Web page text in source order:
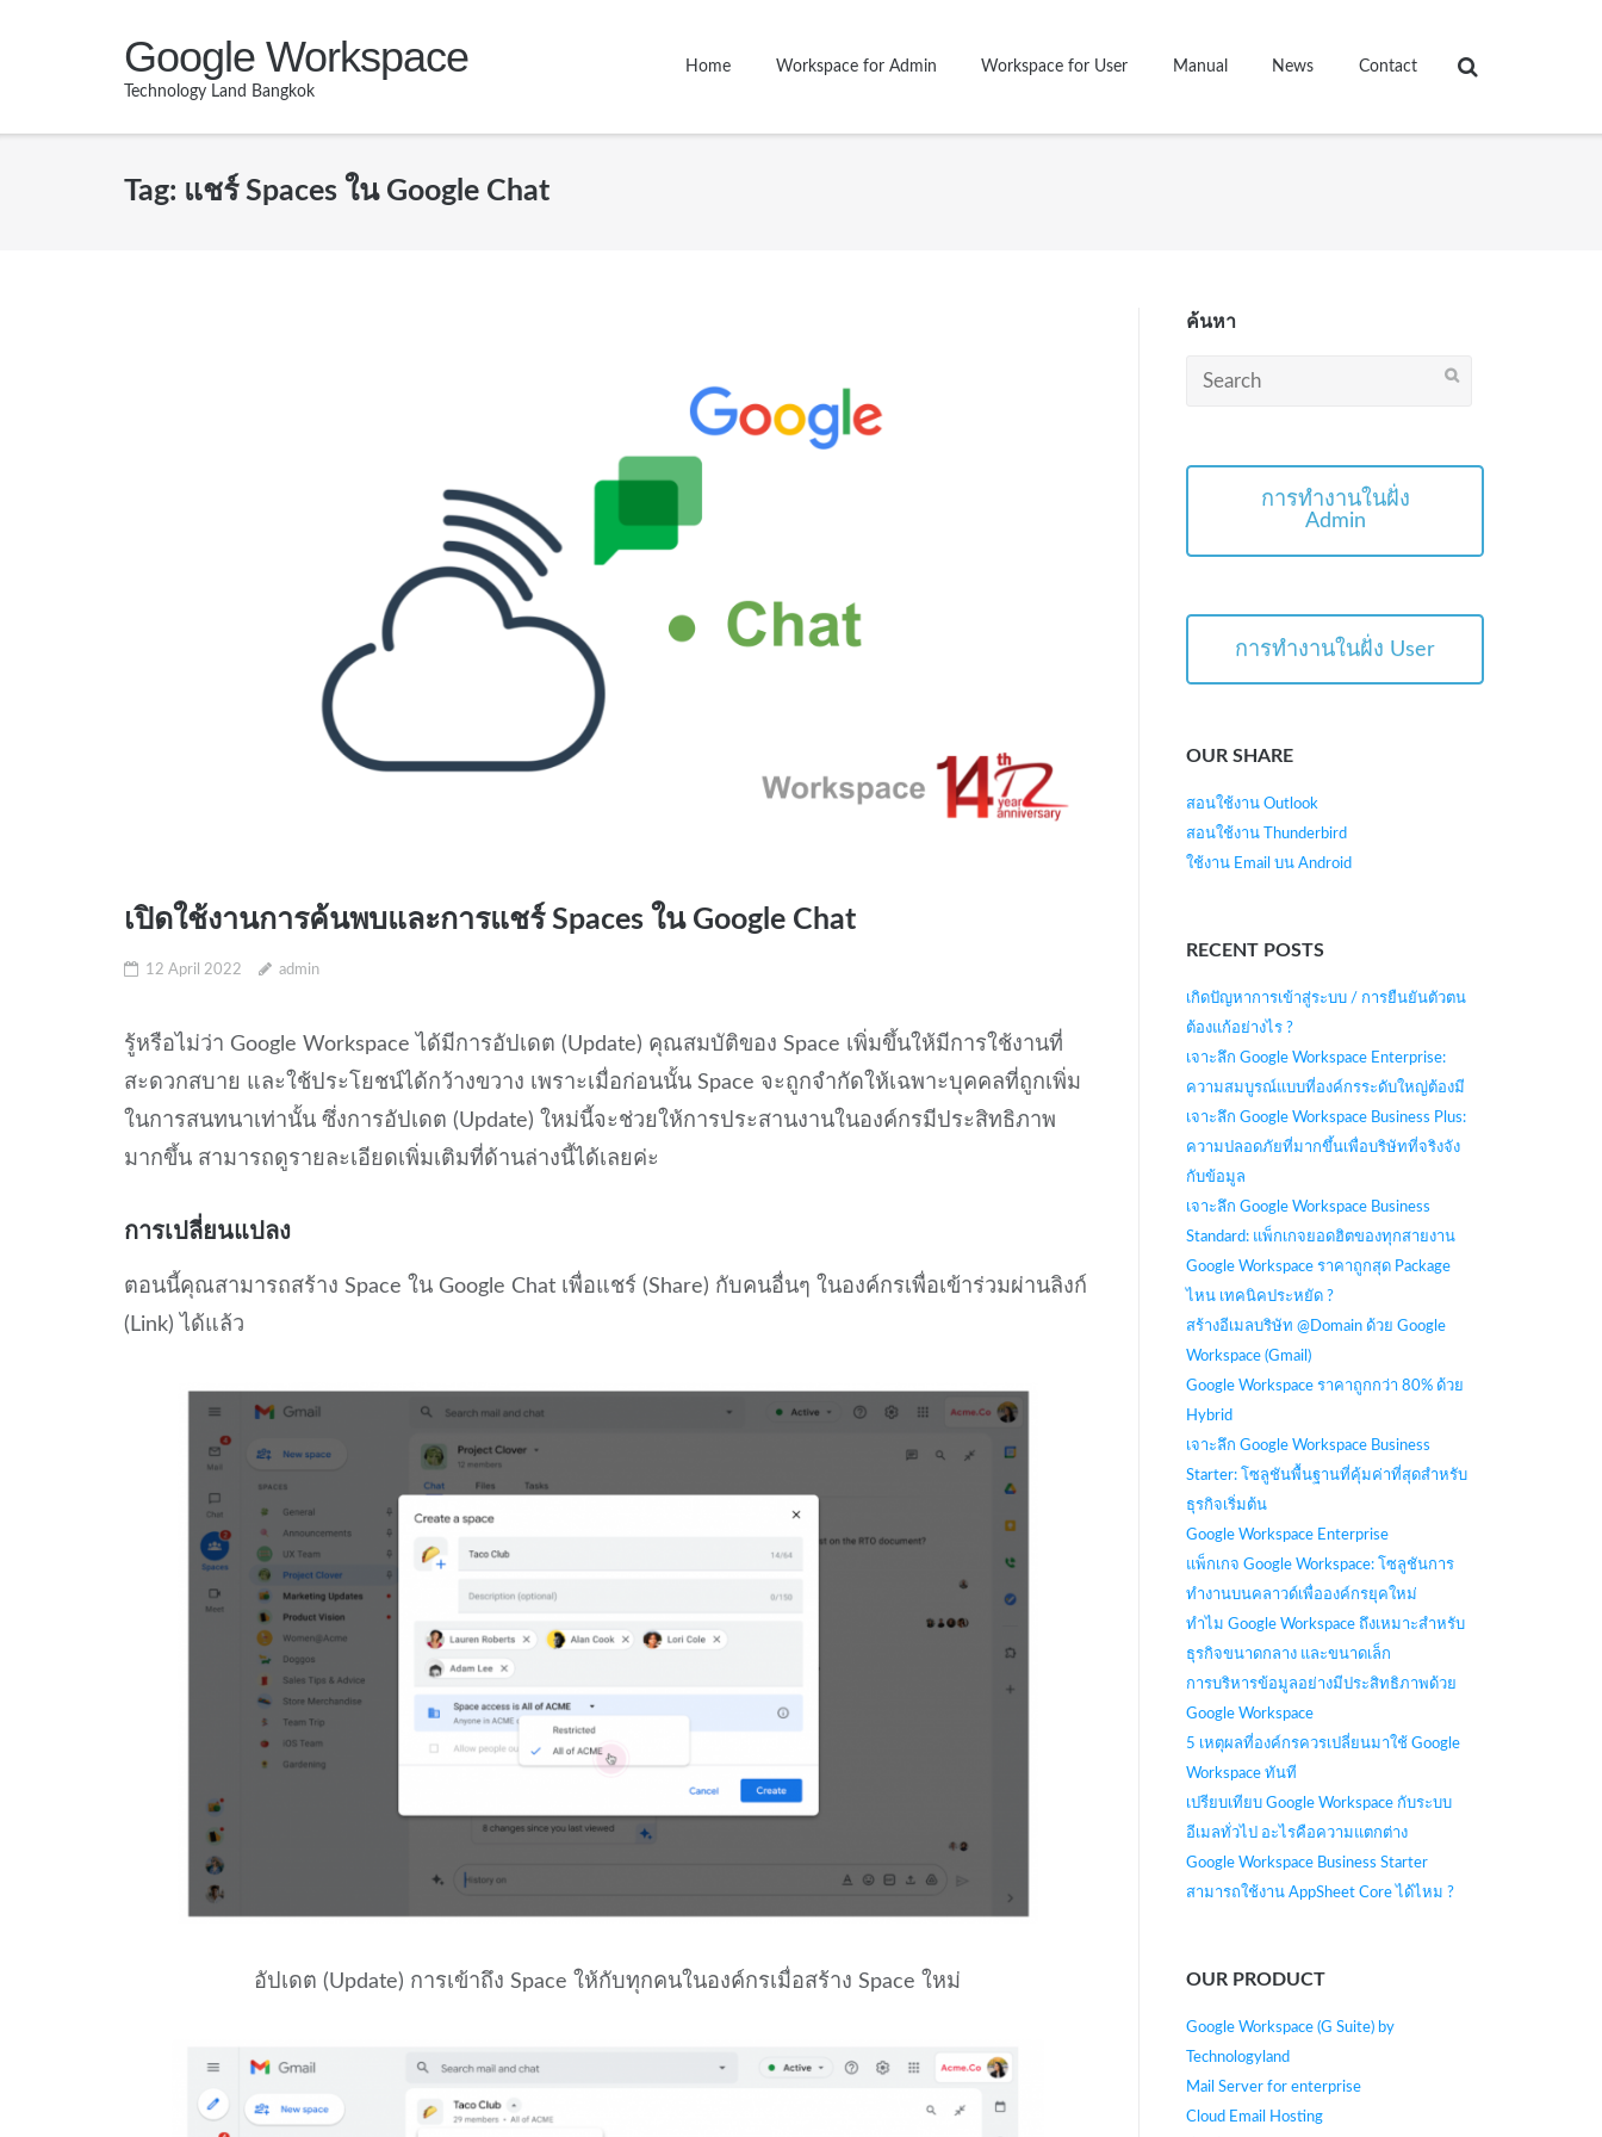
Google Workspace
Technology Land Bangkok
Home Workspace for Admin Workspace for User Manual News Contact
Tag: แชร์ Spaces ใน Google Chat
เปิดใช้งานการค้นพบและการแชร์ Spaces ใน Google Chat
12 April 2022 admin
รู้หรือไม่ว่า Google Workspace ได้มีการอัปเดต (Update) คุณสมบัติของ Space เพิ่มขึ้นให้มีการใช้งานที่
สะดวกสบาย และใช้ประโยชน์ได้กว้างขวาง เพราะเมื่อก่อนนั้น Space จะถูกจำกัดให้เฉพาะบุคคลที่ถูกเพิ่ม
ในการสนทนาเท่านั้น ซึ่งการอัปเดต (Update) ใหม่นี้จะช่วยให้การประสานงานในองค์กรมีประสิทธิภาพ
มากขึ้น สามารถดูรายละเอียดเพิ่มเติมที่ด้านล่างนี้ได้เลยค่ะ
การเปลี่ยนแปลง
ตอนนี้คุณสามารถสร้าง Space ใน Google Chat เพื่อแชร์ (Share) กับคนอื่นๆ ในองค์กรเพื่อเข้าร่วมผ่านลิงก์
(Link) ได้แล้ว
อัปเดต (Update) การเข้าถึง Space ให้กับทุกคนในองค์กรเมื่อสร้าง Space ใหม่
ค้นหา
Search
การทำงานในฝั่ง
Admin
การทำงานในฝั่ง User
OUR SHARE
สอนใช้งาน Outlook
สอนใช้งาน Thunderbird
ใช้งาน Email บน Android
RECENT POSTS
เกิดปัญหาการเข้าสู่ระบบ / การยืนยันตัวตน
ต้องแก้อย่างไร ?
เจาะลึก Google Workspace Enterprise:
ความสมบูรณ์แบบที่องค์กรระดับใหญ่ต้องมี
เจาะลึก Google Workspace Business Plus:
ความปลอดภัยที่มากขึ้นเพื่อบริษัทที่จริงจัง
กับข้อมูล
เจาะลึก Google Workspace Business
Standard: แพ็กเกจยอดฮิตของทุกสายงาน
Google Workspace ราคาถูกสุด Package
ไหน เทคนิคประหยัด ?
สร้างอีเมลบริษัท @Domain ด้วย Google
Workspace (Gmail)
Google Workspace ราคาถูกกว่า 80% ด้วย
Hybrid
เจาะลึก Google Workspace Business
Starter: โซลูชันพื้นฐานที่คุ้มค่าที่สุดสำหรับ
ธุรกิจเริ่มต้น
Google Workspace Enterprise
แพ็กเกจ Google Workspace: โซลูชันการ
ทำงานบนคลาวด์เพื่อองค์กรยุคใหม่
ทำไม Google Workspace ถึงเหมาะสำหรับ
ธุรกิจขนาดกลาง และขนาดเล็ก
การบริหารข้อมูลอย่างมีประสิทธิภาพด้วย
Google Workspace
5 เหตุผลที่องค์กรควรเปลี่ยนมาใช้ Google
Workspace ทันที
เปรียบเทียบ Google Workspace กับระบบ
อีเมลทั่วไป อะไรคือความแตกต่าง
Google Workspace Business Starter
สามารถใช้งาน AppSheet Core ได้ไหม ?
OUR PRODUCT
Google Workspace (G Suite) by
Technologyland
Mail Server for enterprise
Cloud Email Hosting